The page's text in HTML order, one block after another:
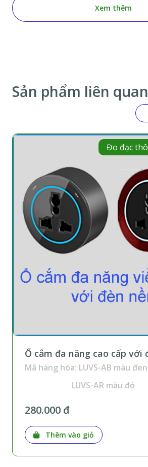
Xem thêm
Sản phẩm liên quan
Đo đạc
Ổ cắm đa năng cao cấp với
trên thanh ray
Mã hàng hóa: LUVS-AB màu đen
LUVS-AR màu đỏ
280.000 đ
Thêm vào giỏ